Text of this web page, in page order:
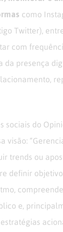
como
Twitter),
com
da presença
sociais do
visão:
trends ou
definir
e,